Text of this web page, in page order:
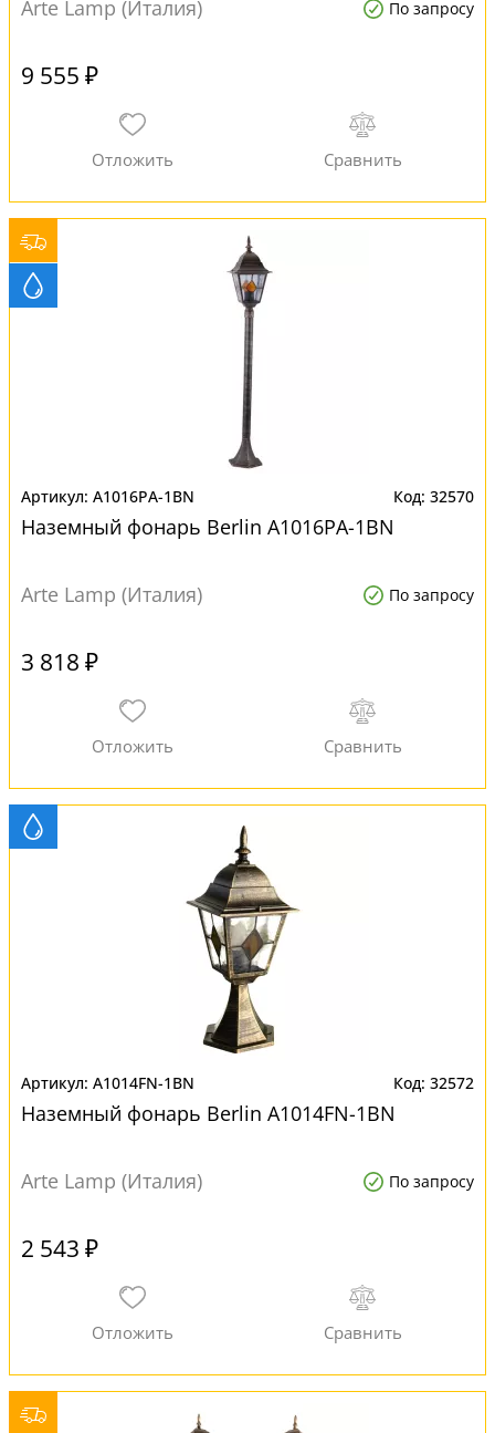
Arte Lamp (Италия) По запросу
9 555 ₽
A1016PA-1BN 32570
Наземный фонарь Berlin A1016PA-1BN
Arte Lamp (Италия) По запросу
3 818 ₽
A1014FN-1BN 32572
Наземный фонарь Berlin A1014FN-1BN
Arte Lamp (Италия) По запросу
2 543 ₽